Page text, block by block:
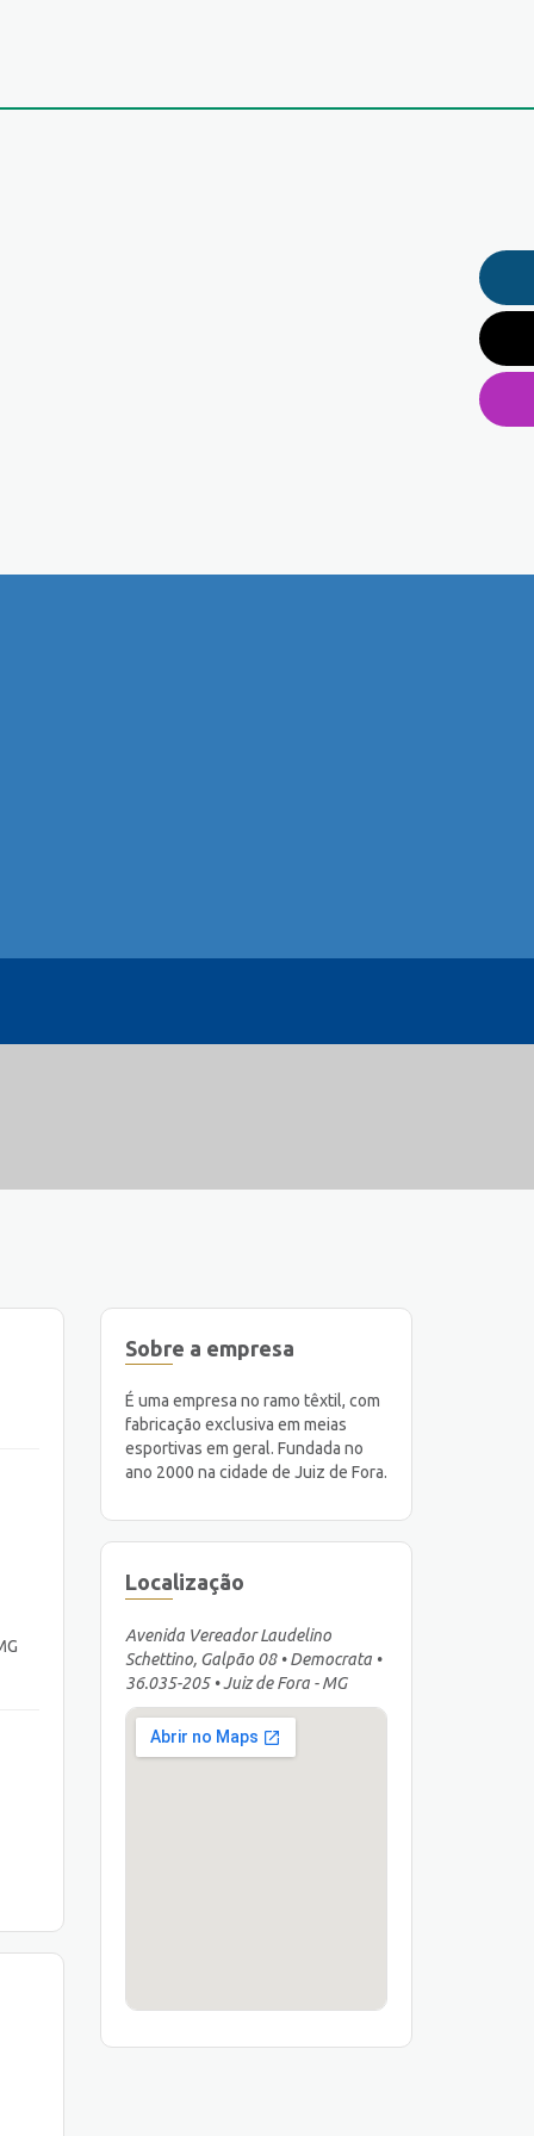
Sobre a empresa
É uma empresa no ramo têxtil, com
fabricação exclusiva em meias
esportivas em geral. Fundada no
ano 2000 na cidade de Juiz de Fora.
Localização
Avenida Vereador Laudelino
Schettino, Galpão 08 • Democrata •
36.035-205 • Juiz de Fora - MG